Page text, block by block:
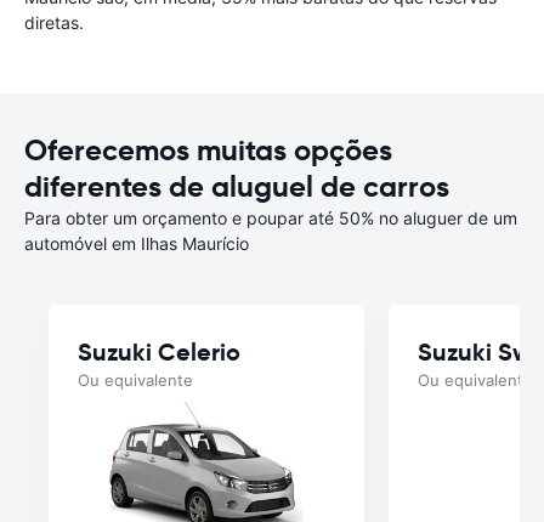
diretas.
Oferecemos muitas opções
diferentes de aluguel de carros
Para obter um orçamento e poupar até 50% no aluguer de um
automóvel em Ilhas Maurício
Suzuki Celerio
Ou equivalente
Suzuki
Ou equivalente